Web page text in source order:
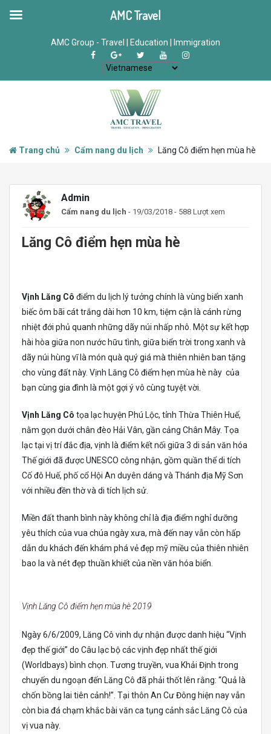
AMC Group - Travel | Education | Immigration
Trang chủ Cẩm nang du lịch Lăng Cô điểm hẹn mùa hè
Admin
Cẩm nang du lịch - 19/03/2018 - 588 Lượt xem
Lăng Cô điểm hẹn mùa hè
Vịnh Lăng Cô điểm du lịch lý tưởng chính là vùng biển xanh
biếc ôm bãi cát trắng dài hơn 10 km, tiệm cận là cánh rừng
nhiệt đới phủ quanh những dãy núi nhấp nhô. Một sự kết hợp
hài hòa giữa non nước hữu tình, giữa biển trời trong xanh và
dãy núi hùng vĩ là món quà quý giá mà thiên nhiên ban tặng
cho vùng đất này. Vịnh Lăng Cô điểm hẹn mùa hè này của
bạn cùng gia đình là một gợi ý vô cùng tuyệt vời.
Vịnh Lăng Cô tọa lạc huyện Phú Lộc, tỉnh Thừa Thiên Huế,
nằm gọn dưới chân đèo Hải Vân, gần cảng Chân Mây. Tọa
lạc tại vị trí đắc địa, vịnh là điểm kết nối giữa 3 di sản văn hóa
Thế giới đã được UNESCO công nhận, gồm quần thể di tích
Cố đô Huế, phố cổ Hội An duyên dáng và Thánh địa Mỹ Sơn
với nhiều đền thờ và di tích lịch sử.
Miền đất thanh bình này không chỉ là địa điểm nghỉ dưỡng
yêu thích của vua chúa ngày xưa, mà đến nay vẫn còn hấp
dẫn du khách đến khám phá vẻ đẹp mỹ miều của thiên nhiên
bao la và nét đẹp thuần khiết của nền văn hóa biển.
Vịnh Lăng Cô điểm hẹn mùa hè 2019
Ngày 6/6/2009, Lăng Cô vinh dự nhận được danh hiệu “Vịnh
đẹp thế giới” do Câu lạc bộ các vịnh đẹp nhất thế giới
(Worldbays) bình chọn. Tương truyền, vua Khải Định trong
chuyến du ngoạn đến Lăng Cô đã phải thốt lên rằng: “Quả là
chốn bồng lai tiên cảnh!”. Tại thôn An Cư Đông hiện nay vẫn
còn bia đá chạm khắc bài văn ca tụng cảnh sắc Lăng Cô của
vị vua này.
AMC Travel